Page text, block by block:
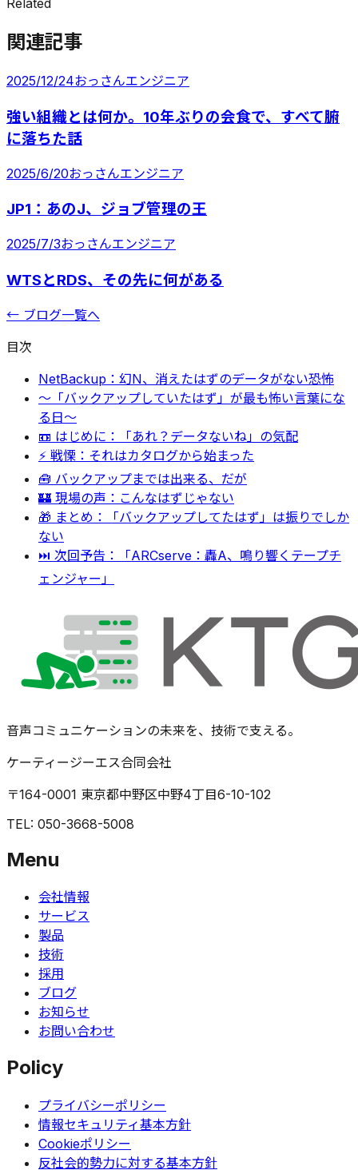
関連記事
2025/12/24おっさんエンジニア
強い組織とは何か。10年ぶりの会食で、すべて腑
に落ちた話
2025/6/20おっさんエンジニア
JP1：あのJ、ジョブ管理の王
2025/7/3おっさんエンジニア
WTSとRDS、その先に何がある
← ブログ一覧へ
目次
NetBackup：幻N、消えたはずのデータがない恐怖
〜「バックアップしていたはず」が最も怖い言葉にな
る日〜
📼 はじめに：「あれ？データないね」の気配
⚡ 戦慄：それはカタログから始まった
🧰 バックアップまでは出来る、だが
🏰 現場の声：こんなはずじゃない
🎁 まとめ：「バックアップしてたはず」は振りでしか
ない
⏭ 次回予告：「ARCserve：轟A、鳴り響くテープチ
ェンジャー」
音声コミュニケーションの未来を、技術で支える。
ケーティージーエス合同会社
〒164-0001 東京都中野区中野4丁目6-10-102
TEL: 050-3668-5008
Menu
会社情報
サービス
製品
技術
採用
ブログ
お知らせ
お問い合わせ
Policy
プライバシーポリシー
情報セキュリティ基本方針
Cookieポリシー
反社会的勢力に対する基本方針